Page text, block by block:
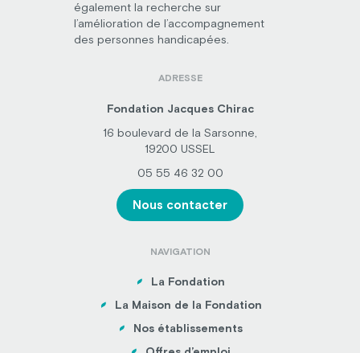
également la recherche sur
l’amélioration de l’accompagnement
des personnes handicapées.
ADRESSE
Fondation Jacques Chirac
16 boulevard de la Sarsonne,
19200 USSEL
05 55 46 32 00
Nous contacter
NAVIGATION
La Fondation
La Maison de la Fondation
Nos établissements